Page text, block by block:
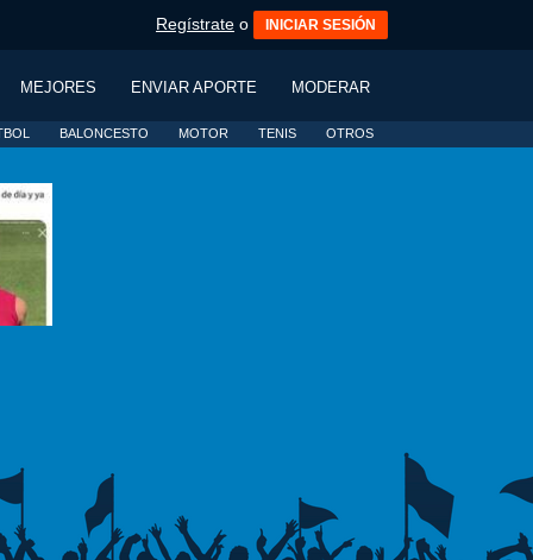
Regístrate o INICIAR SESIÓN
MEJORES ENVIAR APORTE MODERAR
BALONCESTO MOTOR TENIS OTROS